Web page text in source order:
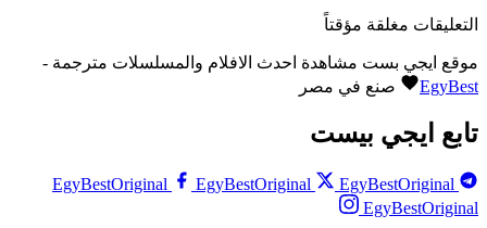
التعليقات مغلقة مؤقتاً
موقع ايجي بست مشاهدة احدث الافلام والمسلسلات مترجمة -
EgyBest
صنع في مصر
تابع ايجي بيست
EgyBestOriginal EgyBestOriginal
EgyBestOriginal
EgyBestOriginal